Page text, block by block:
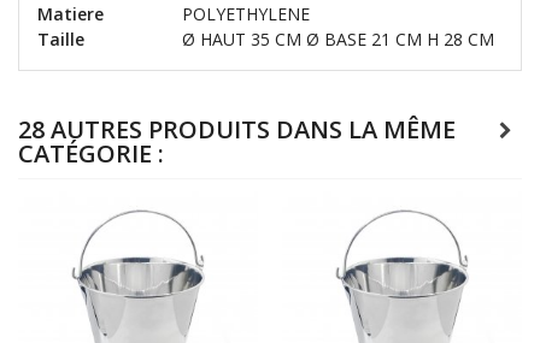
Matiere
POLYETHYLENE
Taille
Ø HAUT 35 CM Ø BASE 21 CM H 28 CM
28 AUTRES PRODUITS DANS LA MÊME
CATÉGORIE :